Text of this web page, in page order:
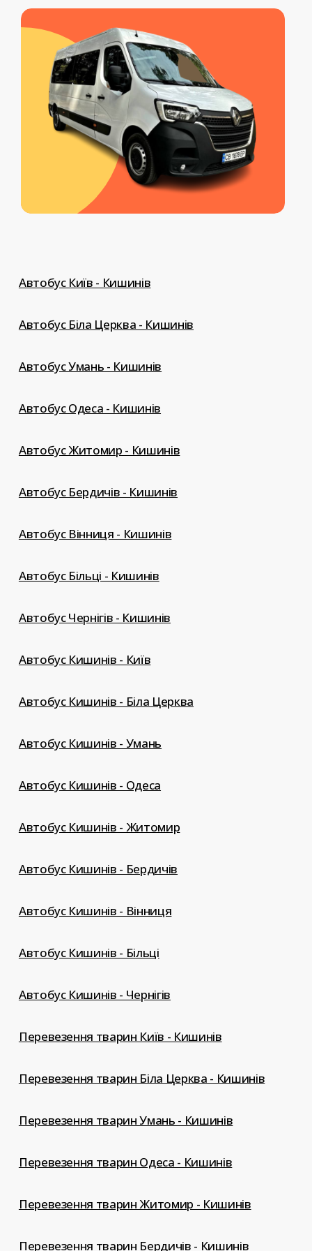
перевезення тварин, перевезення
документів, доставка передач,
індивідуальний трансфер до
Європи.
Автобус Київ - Кишинів
Автобус Біла Церква - Кишинів
Автобус Умань - Кишинів
Автобус Одеса - Кишинів
Автобус Житомир - Кишинів
Автобус Бердичів - Кишинів
Автобус Вінниця - Кишинів
Автобус Більці - Кишинів
Автобус Чернігів - Кишинів
Автобус Кишинів - Київ
Автобус Кишинів - Біла Церква
Автобус Кишинів - Умань
Автобус Кишинів - Одеса
Автобус Кишинів - Житомир
Автобус Кишинів - Бердичів
Автобус Кишинів - Вінниця
Автобус Кишинів - Більці
Автобус Кишинів - Чернігів
Перевезення тварин Київ - Кишинів
Перевезення тварин Біла Церква - Кишинів
Перевезення тварин Умань - Кишинів
Перевезення тварин Одеса - Кишинів
Перевезення тварин Житомир - Кишинів
Перевезення тварин Бердичів - Кишинів